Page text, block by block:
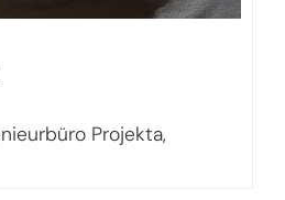
Projekta,